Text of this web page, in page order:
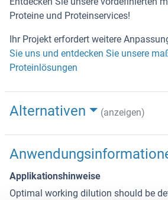
Proteine und Proteinservices!
Ihr Projekt erfordert weitere
Sie uns und entdecken Sie unsere
Proteinlösungen
Alternativen (anzeigen)
Applikationshinweise
Optimal working dilution should be